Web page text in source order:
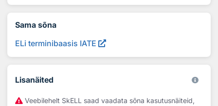
Sama sõna
ELi terminibaasis IATE
Lisanäited
Veebilehelt SkELL saad vaadata sõna kasutusnäiteid,